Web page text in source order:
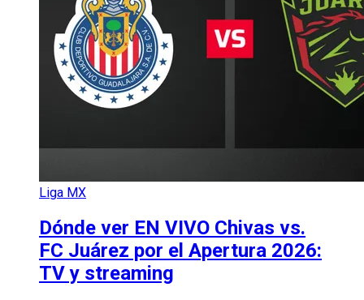
Liga MX
Dónde ver EN VIVO Chivas vs.
FC Juárez por el Apertura 2026:
TV y streaming